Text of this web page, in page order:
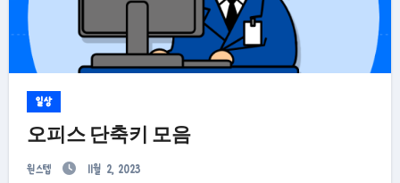
일상
오피스 단축키 모음
원스텝 11월 2, 2023